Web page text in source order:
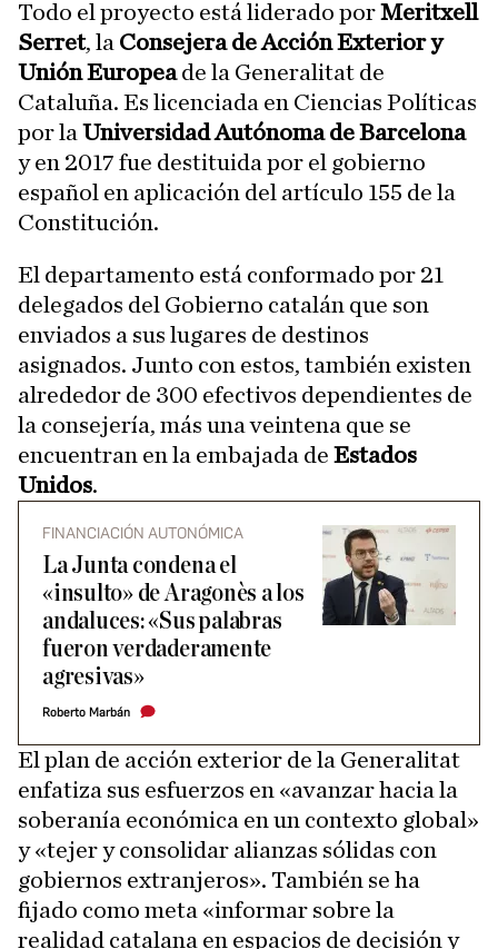
Todo el proyecto está liderado porMeritxell
Serret, la Consejera de Acción Exterior y
Unión Europeade la Generalitat de
Cataluña. Es licenciada en Ciencias Políticas
por la Universidad Autónoma de Barcelona
y en 2017 fue destituida por el gobierno
español en aplicación del artículo 155 de la
Constitución.
El departamento está conformado por 21
delegados del Gobierno catalán que son
enviados a sus lugares de destinos
asignados. Junto con estos, también existen
alrededor de 300 efectivos dependientes de
la consejería, más una veintena que se
encuentran en la embajada de Estados
Unidos.
FINANCIACIÓN AUTONÓMICA
La Junta condena el
«insulto» de Aragonès a los
andaluces: «Sus palabras
fueron verdaderamente
agresivas»
Roberto Marbán
El plan de acción exterior de la Generalitat
enfatiza sus esfuerzos en «avanzar hacia la
soberanía económica en un contexto global»
y «tejer y consolidar alianzas sólidas con
gobiernos extranjeros». También se ha
fijado como meta «informar sobre la
realidad catalana en espacios de decisión y